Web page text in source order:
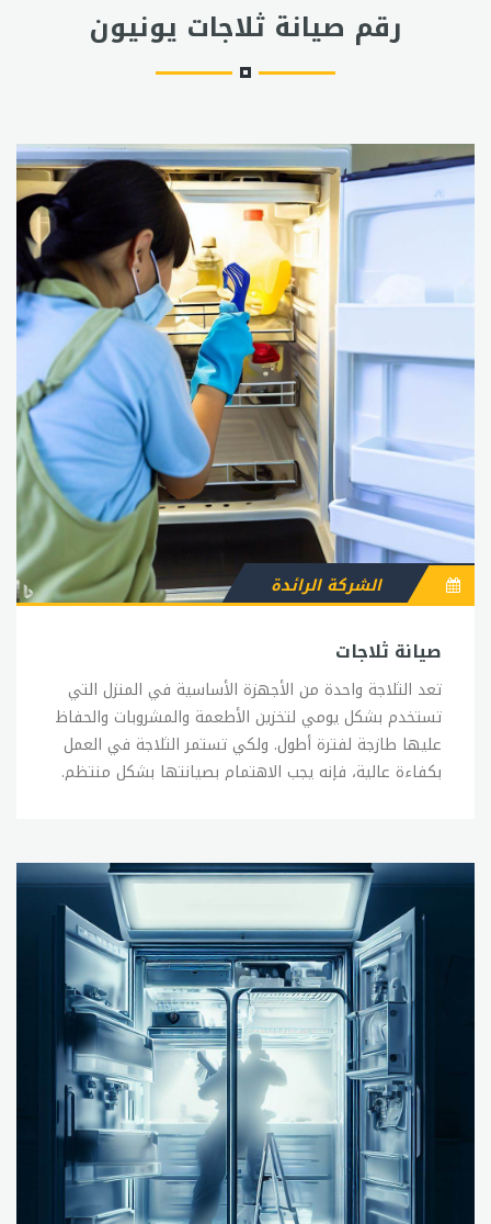
رقم صيانة ثلاجات يونيون
صيانة ثلاجات
الشركة الرائدة
تعد الثلاجة واحدة من الأجهزة الأساسية في المنزل التي
تستخدم بشكل يومي لتخزين الأطعمة والمشروبات والحفاظ
عليها طازجة لفترة أطول. ولكي تستمر الثلاجة في العمل
بكفاءة عالية، فإنه يجب الاهتمام بصيانتها بشكل منتظم.
ماء وصابون خفيف لتنظيف الثلاجة. يجب تفريغ الثلاجة قبل
تنظيفها، وإزالة جميع الأطعمة والمشروبات قبل البدء في
التنظيف. 2- فحص الختمات: تحتاج الثلاجة إلى ختم جيد
للأبواب لمنع تسرب الهواء الدافئ إلى الداخل. يجب فحص
الختمات بشكل منتظم للتأكد من سلامتها، ويجب تنظيفها
بانتظام باستخدام قطعة قماش مبللة بالماء والصابون. 3-
تنظيف الملفات الخلفية: يجب تنظيف الملفات الخلفية
للثلاجة بانتظام لإزالة الأتربة والشوائب التي تتراكم عليها،
وذلك باستخدام فرشاة أو مكنسة كهربائية. يجب إيقاف
تشغيل الثلاجة وفصلها عن التيار الكهربائي قبل البدء في
تنظيف الملفات الخلفية. 4- فحص درجات الحرارة: يجب تحديد
درجات الحرارة الصحيحة للثلاجة والفريزر والتأكد من أنها
تعمل بشكل صحيح. يمكن استخدام ميزان حرارة لقياس